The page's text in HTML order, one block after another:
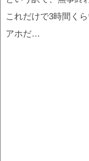
これだけで3時間く
アホだ…